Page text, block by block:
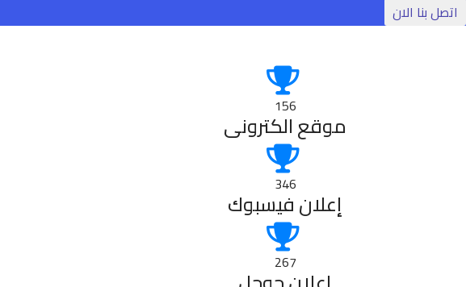
اتصل بنا الان
156
موقع الكترونى
346
إعلان فيسبوك
267